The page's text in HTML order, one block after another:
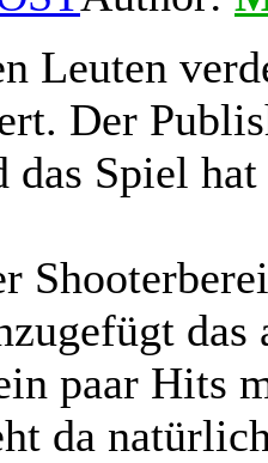
Leuten
Der
das Spiel
das
paar Hits
da